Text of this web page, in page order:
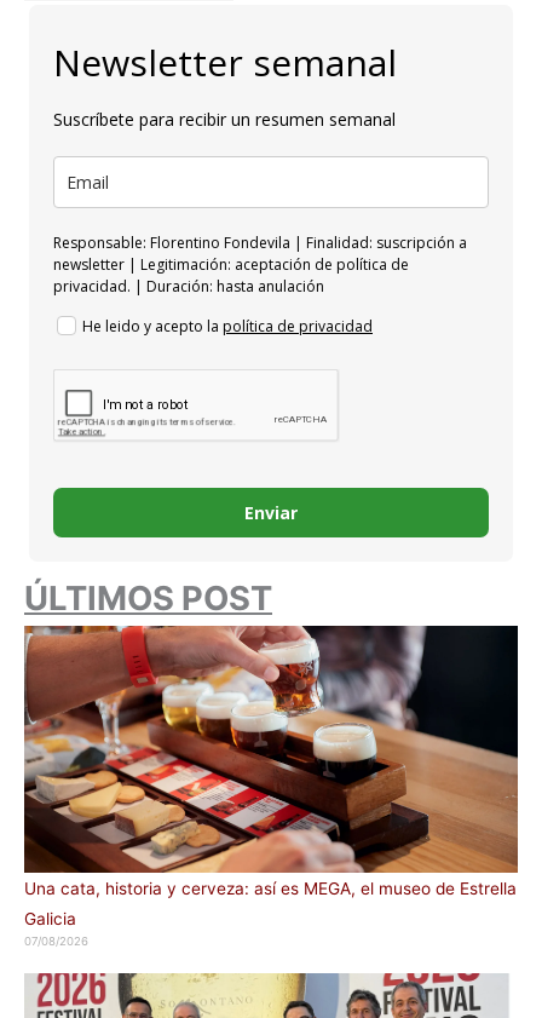
Newsletter semanal
Suscríbete para recibir un resumen semanal
Responsable: Florentino Fondevila | Finalidad: suscripción a
newsletter | Legitimación: aceptación de política de
privacidad. | Duración: hasta anulación
He leido y acepto la política de privacidad
Enviar
ÚLTIMOS POST
Una cata, historia y cerveza: así es MEGA, el museo de Estrella
Galicia
07/08/2026